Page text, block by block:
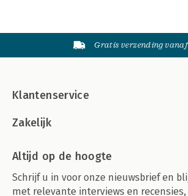
Gratis verzending
Klantenservice
Zakelijk
Altijd op de hoogte
Schrijf u in voor onze nieuwsbrief en
met relevante interviews en